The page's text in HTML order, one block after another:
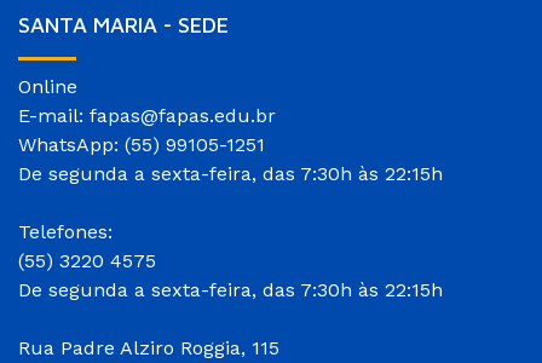
SANTA MARIA - SEDE
Online
E-mail: fapas@fapas.edu.br
WhatsApp: (55) 99105-1251
De segunda a sexta-feira, das 7:30h às 22:15h
Telefones:
(55) 3220 4575
De segunda a sexta-feira, das 7:30h às 22:15h
Rua Padre Alziro Roggia, 115